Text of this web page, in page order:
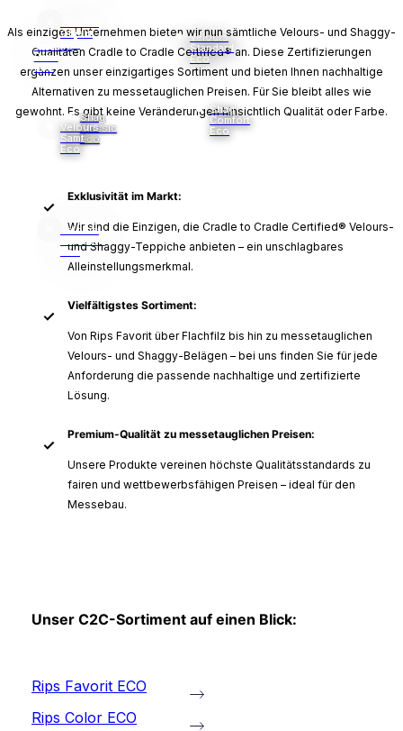
Als einziges Unternehmen bieten wir nun sämtliche Velours- und Shaggy-
Qualitäten Cradle to Cradle Certified® an. Diese Zertifizierungen
ergänzen unser einzigartiges Sortiment und bieten Ihnen nachhaltige
Alternativen zu messetauglichen Preisen. Für Sie bleibt alles wie
gewohnt. Es gibt keine Veränderungen hinsichtlich Qualität oder Farbe.
Exklusivität im Markt:
Wir sind die Einzigen, die Cradle to Cradle Certified® Velours-
und Shaggy-Teppiche anbieten – ein unschlagbares
Alleinstellungsmerkmal.
Vielfältigstes Sortiment:
Von Rips Favorit über Flachfilz bis hin zu messetauglichen
Velours- und Shaggy-Belägen – bei uns finden Sie für jede
Anforderung die passende nachhaltige und zertifizierte
Lösung.
Premium-Qualität zu messetauglichen Preisen:
Unsere Produkte vereinen höchste Qualitätsstandards zu
fairen und wettbewerbsfähigen Preisen – ideal für den
Messebau.
Unser C2C-Sortiment auf einen Blick:
Rips Favorit ECO
Rips Color ECO